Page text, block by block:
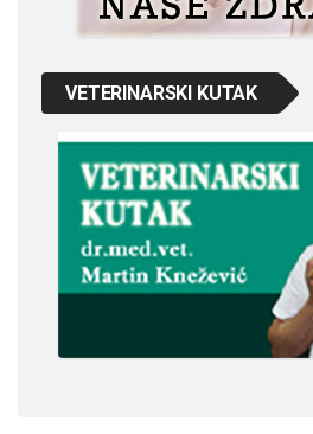
VETERINARSKI KUTAK